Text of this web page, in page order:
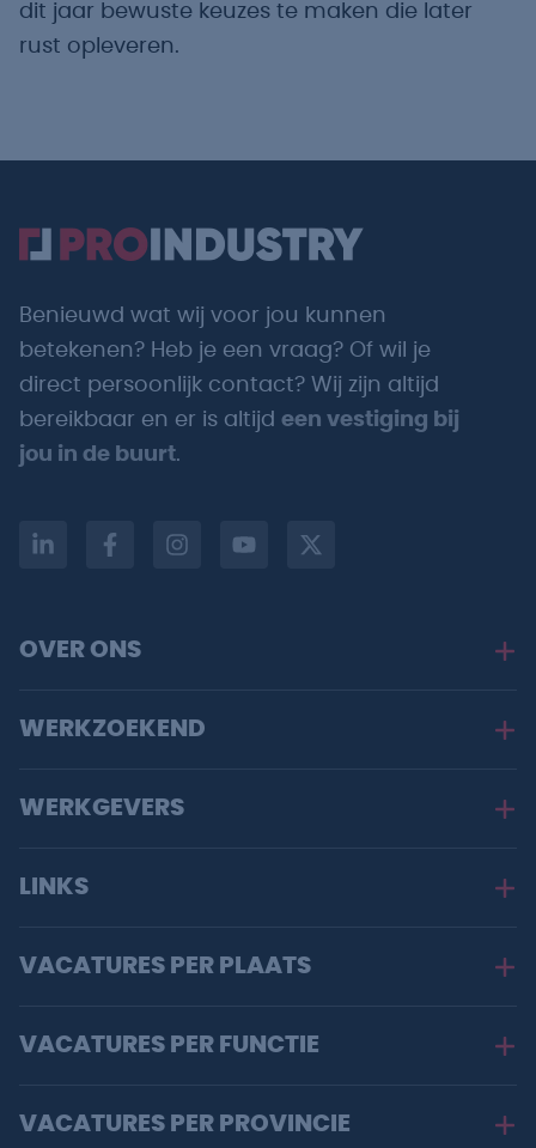
dit jaar bewuste keuzes te maken die later
rust opleveren.
Benieuwd wat wij voor jou kunnen
betekenen? Heb je een vraag? Of wil je
direct persoonlijk contact? Wij zijn altijd
bereikbaar en er is altijd een vestiging bij
jou in de buurt.
OVER ONS
WERKZOEKEND
WERKGEVERS
LINKS
VACATURES PER PLAATS
VACATURES PER FUNCTIE
VACATURES PER PROVINCIE